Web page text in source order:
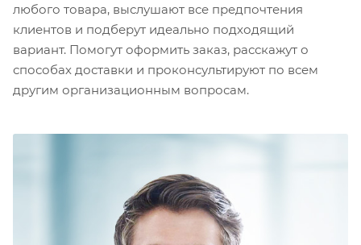
любого товара, выслушают все предпочтения
клиентов и подберут идеально подходящий
вариант. Помогут оформить заказ, расскажут о
способах доставки и проконсультируют по всем
другим организационным вопросам.